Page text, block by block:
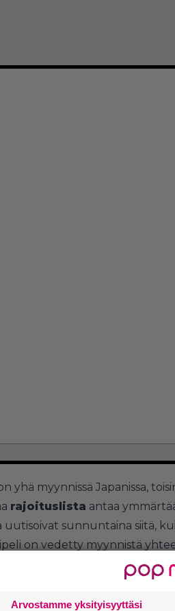
yhä myynnissä Japanissa,
rajoituslista antaa
uutisoivat sunnuntaina siitä,
on vedetty myynnistä
verkkopalvelu PSN ei ole
mutta
jotain vielä erikoisempaa.
Arvostamme yksityisyyttäsi